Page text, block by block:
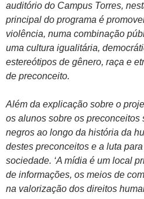
auditório do Campus Torres,
principal do programa é
violência, numa combinação
uma cultura igualitária,
estereótipos de gênero, raça e
de preconceito.
Além da explicação sobre o
os alunos sobre os preconceitos
negros ao longo da história da
destes preconceitos e a luta
sociedade. ‘A mídia é um local
de informações, os meios de
na valorização dos direitos